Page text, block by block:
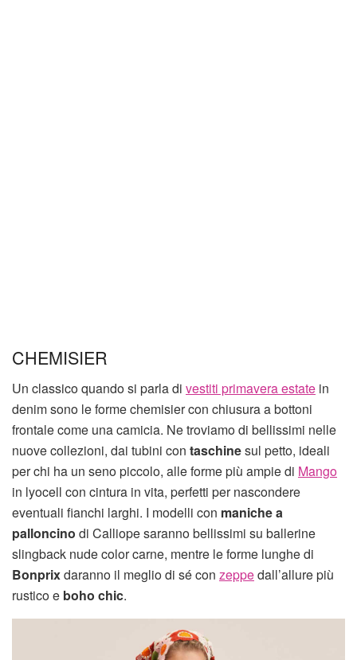
CHEMISIER
Un classico quando si parla di vestiti primavera estate in
denim sono le forme chemisier con chiusura a bottoni
frontale come una camicia. Ne troviamo di bellissimi nelle
nuove collezioni, dai tubini con taschinesul petto, ideali
per chi ha un seno piccolo, alle forme più ampie di Mango
in lyocell con cintura in vita, perfetti per nascondere
eventuali fianchi larghi. I modelli con maniche a
palloncino di Calliope saranno bellissimi su ballerine
slingback nude color carne, mentre le forme lunghe di
Bonprixdaranno il meglio di sé con zeppedall’allure più
rustico e boho chic.